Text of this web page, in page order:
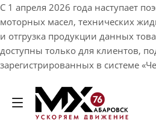
С 1 апреля 2026 года наступает
моторных масел, технических
и отгрузка продукции данных
доступны только для клиентов,
зарегистрированных в системе